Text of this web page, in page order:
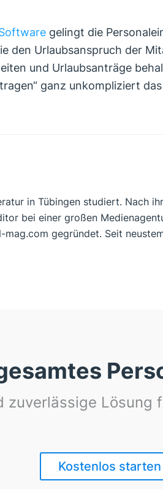
gelingt die
den Urlaubsanspruch der
und Urlaubsanträge
ganz unkompliziert
in Tübingen studiert. Nach
bei einer großen
gegründet. Seit
zuverlässige Lösung
Kostenlos starten